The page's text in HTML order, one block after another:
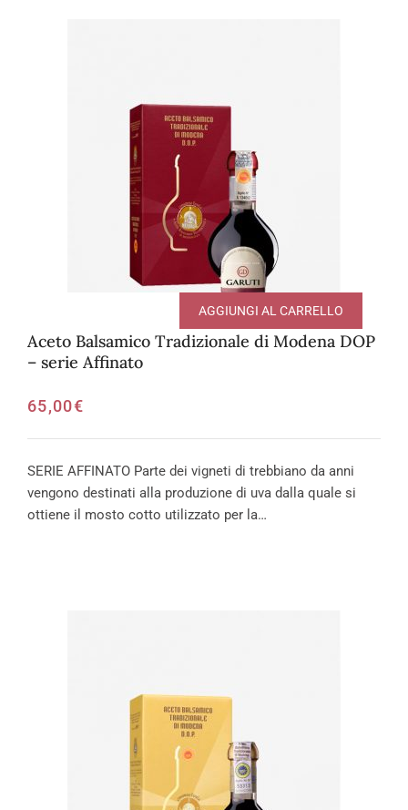
Aceto Balsamico Tradizionale di Modena DOP
– serie Affinato
65,00€
AGGIUNGI AL CARRELLO
SERIE AFFINATO Parte dei vigneti di trebbiano da anni
vengono destinati alla produzione di uva dalla quale si
ottiene il mosto cotto utilizzato per la…